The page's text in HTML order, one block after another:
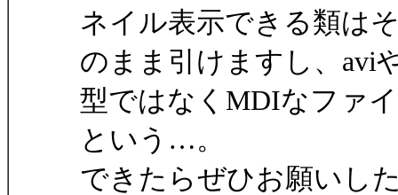
ネイル表示できる類は
のまま引けますし、avi
型ではなくMDIなファ
という…。
できたらぜひお願いし